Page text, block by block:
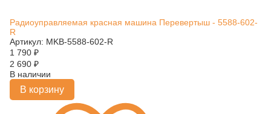
Радиоуправляемая красная машина Перевертыш - 5588-602-
R
Артикул: MKB-5588-602-R
1 790 ₽
2 690 ₽
В наличии
В корзину